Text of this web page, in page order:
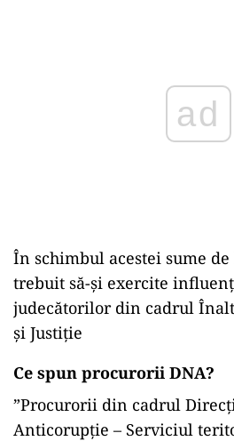
În schimbul acestei sume
trebuit să-și exercite
judecătorilor din cadrul
și Justiție
Ce spun procurorii DNA?
”Procurorii din cadrul
Anticorupție – Serviciul